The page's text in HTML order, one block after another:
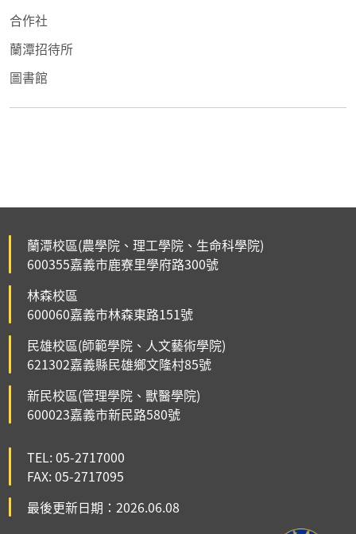
合作社
蘭潭招待所
圖書館
蘭潭校區(農學院、理工學院、生命科學院)
600355嘉義市鹿寮里學府路300號
林森校區
600060嘉義市林森東路151號
民雄校區(師範學院、人文藝術學院)
621302嘉義縣民雄鄉文隆村85號
新民校區(管理學院、獸醫學院)
600023嘉義市新民路580號
TEL: 05-2717000
FAX: 05-2717095
最後更新日期：2026.06.08